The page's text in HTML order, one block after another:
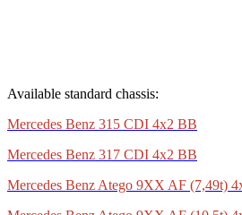
Available standard chassis:
Mercedes Benz 315 CDI 4x2 BB
Mercedes Benz 317 CDI 4x2 BB
Mercedes Benz Atego 9XX AF (7,49t)